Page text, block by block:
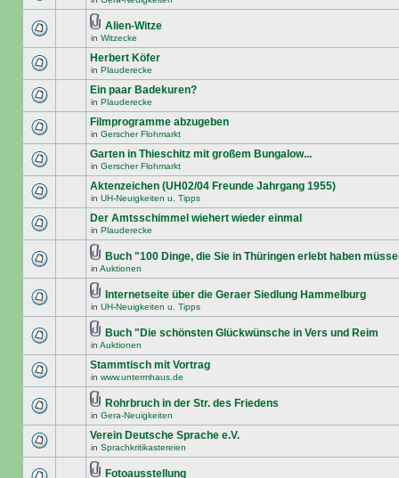
Alien-Witze
in Witzecke
Herbert Köfer
in Plauderecke
Ein paar Badekuren?
in Plauderecke
Filmprogramme abzugeben
in Gerscher Flohmarkt
Garten in Thieschitz mit großem Bungalow...
in Gerscher Flohmarkt
Aktenzeichen (UH02/04 Freunde Jahrgang 1955)
in UH-Neuigkeiten u. Tipps
Der Amtsschimmel wiehert wieder einmal
in Plauderecke
Buch "100 Dinge, die Sie in Thüringen erlebt haben
in Auktionen
Internetseite über die Geraer Siedlung Hammelburg
in UH-Neuigkeiten u. Tipps
Buch "Die schönsten Glückwünsche in Vers und Reim
in Auktionen
Stammtisch mit Vortrag
in www.untermhaus.de
Rohrbruch in der Str. des Friedens
in Gera-Neuigkeiten
Verein Deutsche Sprache e.V.
in Sprachkritikastereien
Fotoausstellung